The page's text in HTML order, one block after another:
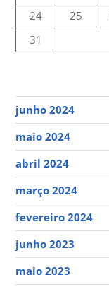
24
25
31
junho 2024
maio 2024
abril 2024
março 2024
fevereiro 2024
junho 2023
maio 2023